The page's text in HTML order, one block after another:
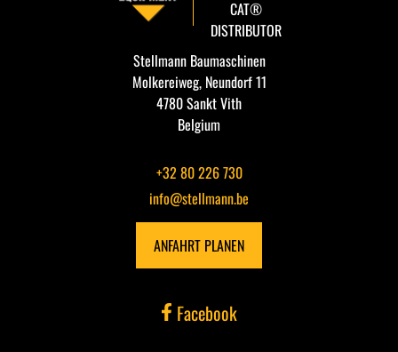
REIFEN / FELGEN
GETRIEBE / WANDLER
CAT®
DISTRIBUTOR
Stellmann Baumaschinen
Molkereiweg, Neundorf 11
4780 Sankt Vith
Belgium
+32 80 226 730
info@stellmann.be
ANFAHRT PLANEN
Facebook